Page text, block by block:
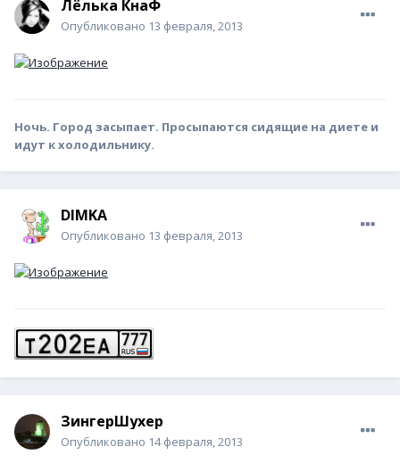
Лёлька КнаФ
Опубликовано 13 февраля, 2013
Ночь. Город засыпает. Просыпаются сидящие на диете и
идут к холодильнику.
DIМKA
Опубликовано 13 февраля, 2013
ЗингерШухер
Опубликовано 14 февраля, 2013